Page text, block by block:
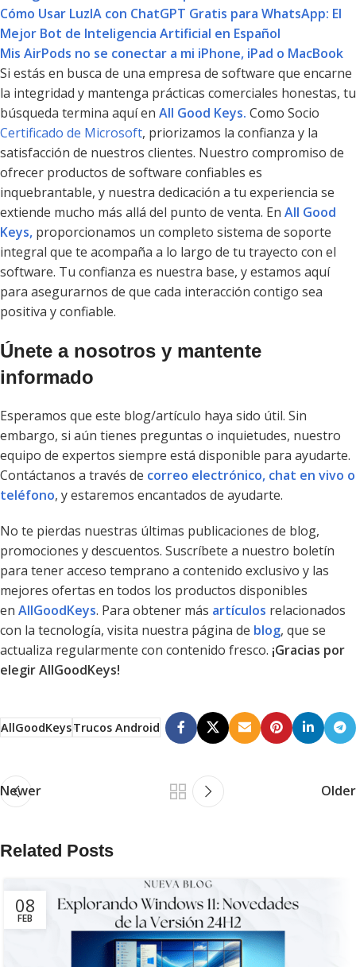
Cómo Usar LuzIA con ChatGPT Gratis para WhatsApp: El
Mejor Bot de Inteligencia Artificial en Español
Mis AirPods no se conectar a mi iPhone, iPad o MacBook
Si estás en busca de una empresa de software que encarne
la integridad y mantenga prácticas comerciales honestas, tu
búsqueda termina aquí en All Good Keys. Como Socio
Certificado de Microsoft, priorizamos la confianza y la
satisfacción de nuestros clientes. Nuestro compromiso de
ofrecer productos de software confiables es
inquebrantable, y nuestra dedicación a tu experiencia se
extiende mucho más allá del punto de venta. En All Good
Keys, proporcionamos un completo sistema de soporte
integral que te acompaña a lo largo de tu trayecto con el
software. Tu confianza es nuestra base, y estamos aquí
para asegurarnos de que cada interacción contigo sea
positiva y confiable.
Únete a nosotros y mantente
informado
Esperamos que este blog/artículo haya sido útil. Sin
embargo, si aún tienes preguntas o inquietudes, nuestro
equipo de expertos siempre está disponible para ayudarte.
Contáctanos a través de correo electrónico, chat en vivo o
teléfono, y estaremos encantados de ayudarte.
No te pierdas nuestras últimas publicaciones de blog,
promociones y descuentos. Suscríbete a nuestro boletín
para tener acceso temprano a contenido exclusivo y las
mejores ofertas en todos los productos disponibles
en AllGoodKeys. Para obtener más artículos relacionados
con la tecnología, visita nuestra página de blog, que se
actualiza regularmente con contenido fresco. ¡Gracias por
elegir AllGoodKeys!
AllGoodKeysTrucos Android
Newer Older
Related Posts
08
FEB